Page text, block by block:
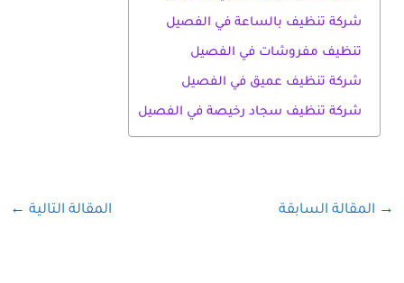
شركة تنظيف بالساعة في الفصيل
تنظيف مفروشات في الفصيل
شركة تنظيف عميق في الفصيل
شركة تنظيف سجاد رخيصة في الفصيل
→ المقالة السابقة المقالة التالية ←